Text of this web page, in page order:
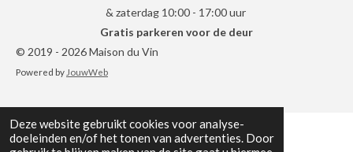
Deze website gebruikt cookies voor analyse-
doeleinden en/of het tonen van advertenties. Door
& zaterdag 10:00 - 17:00 uur
Gratis parkeren voor de deur
© 2019 - 2026 Maison du Vin
Powered by JouwWeb